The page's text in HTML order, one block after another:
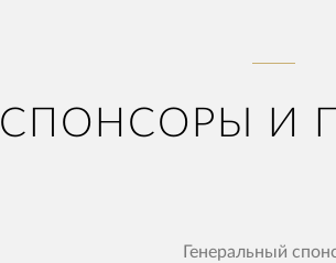
СПОНСОРЫ И
Генеральный